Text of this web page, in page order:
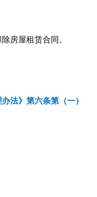
房屋租赁合同。
法》第六条第（一）